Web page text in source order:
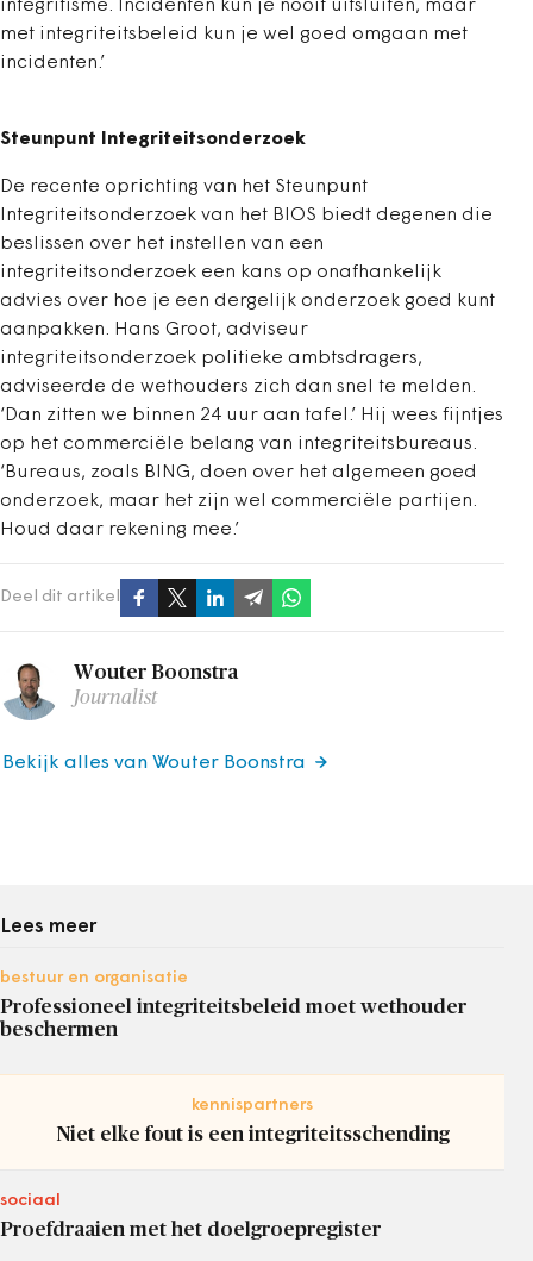
integritisme. Incidenten kun je nooit uitsluiten, maar
met integriteitsbeleid kun je wel goed omgaan met
incidenten.’
Steunpunt Integriteitsonderzoek
De recente oprichting van het Steunpunt
Integriteitsonderzoek van het BIOS biedt degenen die
beslissen over het instellen van een
integriteitsonderzoek een kans op onafhankelijk
advies over hoe je een dergelijk onderzoek goed kunt
aanpakken. Hans Groot, adviseur
integriteitsonderzoek politieke ambtsdragers,
adviseerde de wethouders zich dan snel te melden.
‘Dan zitten we binnen 24 uur aan tafel.’ Hij wees fijntjes
op het commerciële belang van integriteitsbureaus.
‘Bureaus, zoals BING, doen over het algemeen goed
onderzoek, maar het zijn wel commerciële partijen.
Houd daar rekening mee.’
Deel dit artikel
Wouter Boonstra
Journalist
Bekijk alles van Wouter Boonstra
Lees meer
bestuur en organisatie
Professioneel integriteitsbeleid moet wethouder
beschermen
kennispartners
Niet elke fout is een integriteitsschending
sociaal
Proefdraaien met het doelgroepregister